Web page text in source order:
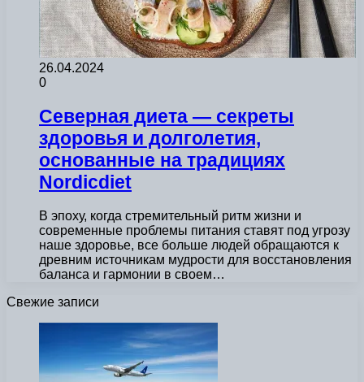
26.04.2024
0
Северная диета — секреты
здоровья и долголетия,
основанные на традициях
Nordicdiet
В эпоху, когда стремительный ритм жизни и
современные проблемы питания ставят под угрозу
наше здоровье, все больше людей обращаются к
древним источникам мудрости для восстановления
баланса и гармонии в своем…
Свежие записи